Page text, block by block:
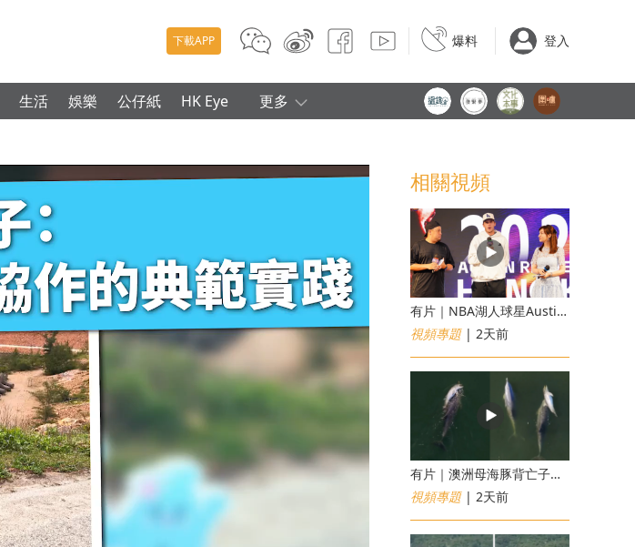
下載APP 爆料 登入
生活 娛樂 公仔紙 HK Eye 更多
相關視頻
有片｜NBA湖人球星Austin Reaves訪港 修頓與青少年交流球技
視頻專題| 2天前
有片｜澳洲母海豚背亡子漂流6日不願離開 專家：極度悲傷下的哀悼行為
視頻專題| 2天前